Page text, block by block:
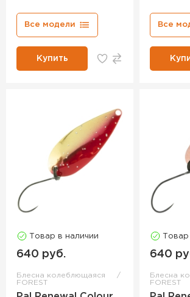
Все модели
Купить
Все
Товар в наличии
640 руб.
Блесна колеблющаяся
FOREST
640
Блесна
FOREST